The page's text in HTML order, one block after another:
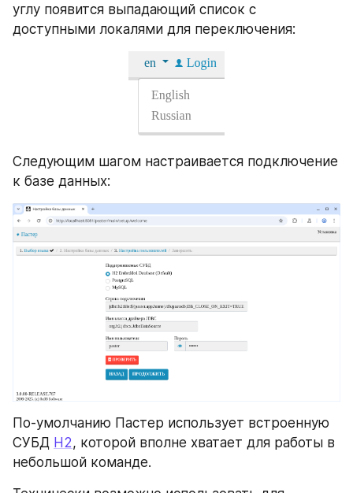
углу появится выпадающий список с
доступными локалями для переключения:
Следующим шагом настраивается подключение
к базе данных:
По-умолчанию Пастер использует встроенную
СУБД H2, которой вполне хватает для работы в
небольшой команде.